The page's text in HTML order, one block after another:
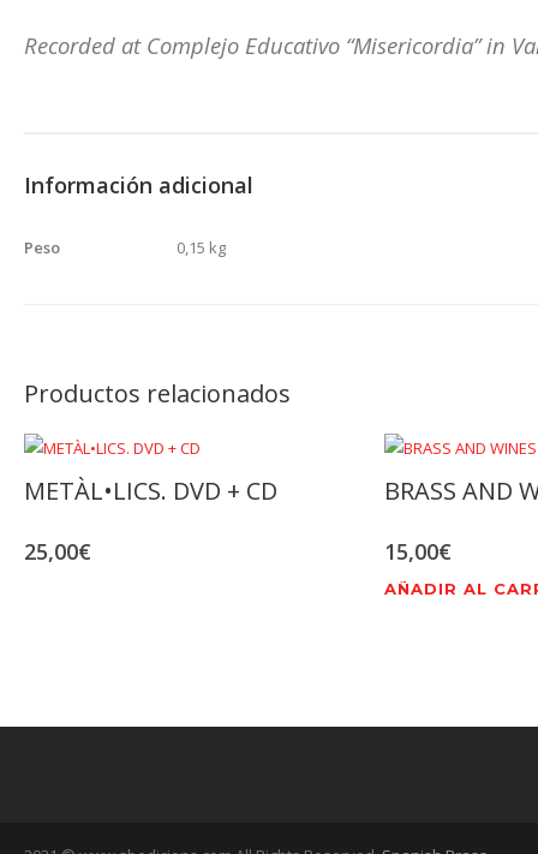
Recorded at Complejo Educativo “Misericordia” in
Información adicional
Peso 0,15 kg
Productos relacionados
METÀL•LICS. DVD + CD
25,00€
BRASS AND
15,00€
AÑADIR AL